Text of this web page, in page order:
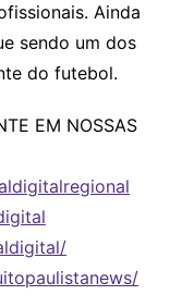
Ainda
sendo um dos
do futebol.
EM NOSSAS